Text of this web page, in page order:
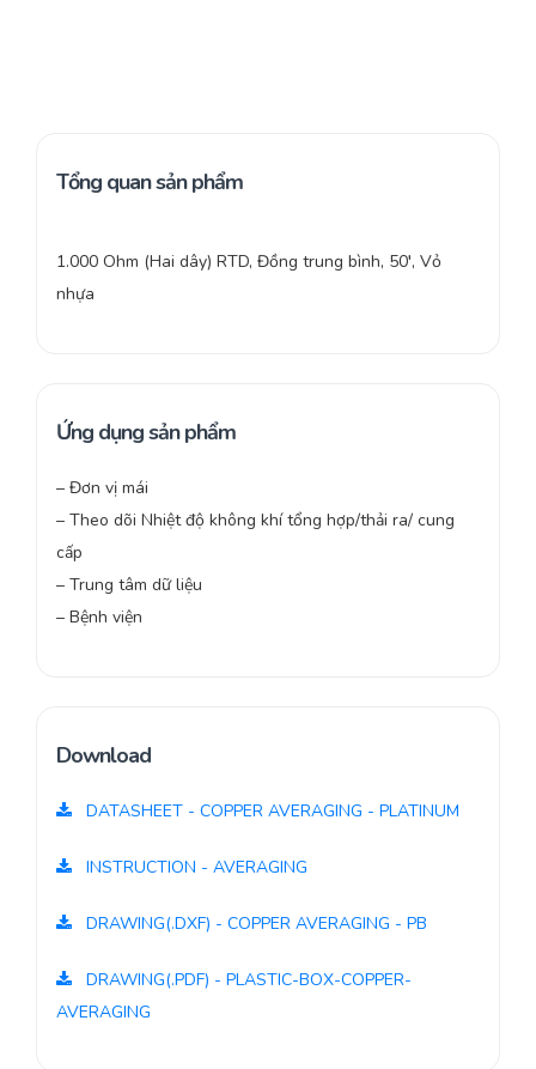
Tổng quan sản phẩm
1.000 Ohm (Hai dây) RTD, Đồng trung bình, 50′, Vỏ
nhựa
Ứng dụng sản phẩm
– Đơn vị mái
– Theo dõi Nhiệt độ không khí tổng hợp/thải ra/ cung
cấp
– Trung tâm dữ liệu
– Bệnh viện
Download
DATASHEET - COPPER AVERAGING - PLATINUM
INSTRUCTION - AVERAGING
DRAWING(.DXF) - COPPER AVERAGING - PB
DRAWING(.PDF) - PLASTIC-BOX-COPPER-
AVERAGING